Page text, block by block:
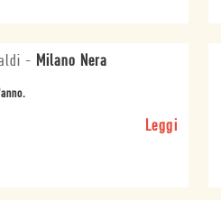
- Milano Nera
Leggi